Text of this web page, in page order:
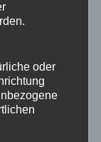
oder